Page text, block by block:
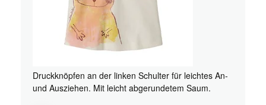
Druckknöpfen an der linken Schulter für leichtes An-
und Ausziehen. Mit leicht abgerundetem Saum.